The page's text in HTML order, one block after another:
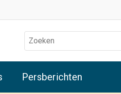
Zoeken
Persberichten